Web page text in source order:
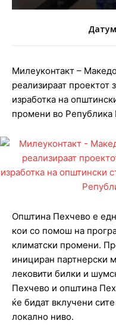
Милеуконтакт –
реализираат проектот
изработка на
промени во Република
Општина Пехчево е
кои со помош на
климатски промени.
инициран партнерски
лековити билки и
Пехчево и општина
ќе бидат вклучени
локално ниво.